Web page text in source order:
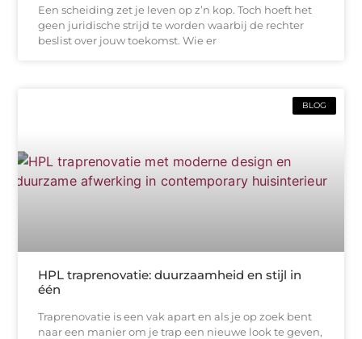
Een scheiding zet je leven op z’n kop. Toch hoeft het
geen juridische strijd te worden waarbij de rechter
beslist over jouw toekomst. Wie er
BLOG
HPL traprenovatie: duurzaamheid en stijl in
één
Traprenovatie is een vak apart en als je op zoek bent
naar een manier om je trap een nieuwe look te geven,